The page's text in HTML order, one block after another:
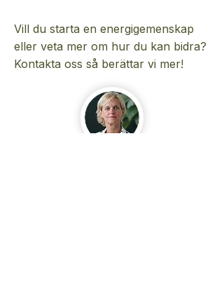
Vill du starta en energigemenskap
eller veta mer om hur du kan bidra?
Kontakta oss så berättar vi mer!